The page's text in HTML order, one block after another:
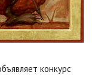
конкурс